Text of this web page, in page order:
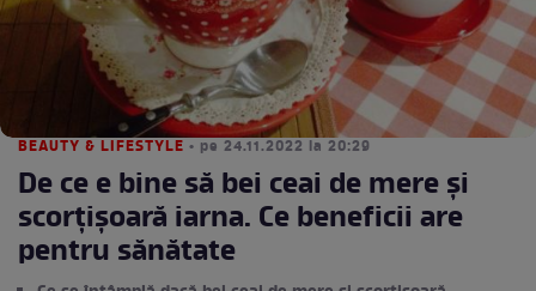
BEAUTY & LIFESTYLE • pe 24.11.2022 la 20:29
De ce e bine să bei ceai de mere și
scorțișoară iarna. Ce beneficii are
pentru sănătate